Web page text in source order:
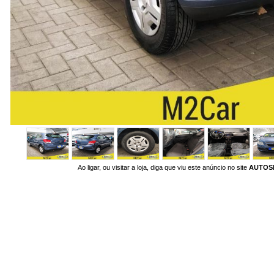
Ao ligar, ou visitar a loja, diga que viu este anúncio no site